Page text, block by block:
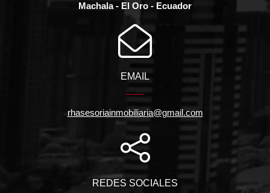
Machala - El Oro - Ecuador
EMAIL
rhasesoriainmobiliaria@gmail.com
REDES SOCIALES